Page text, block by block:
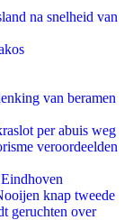
na snelheid van
van beramen
per abuis weg
veroordeelden
knap tweede
geruchten over